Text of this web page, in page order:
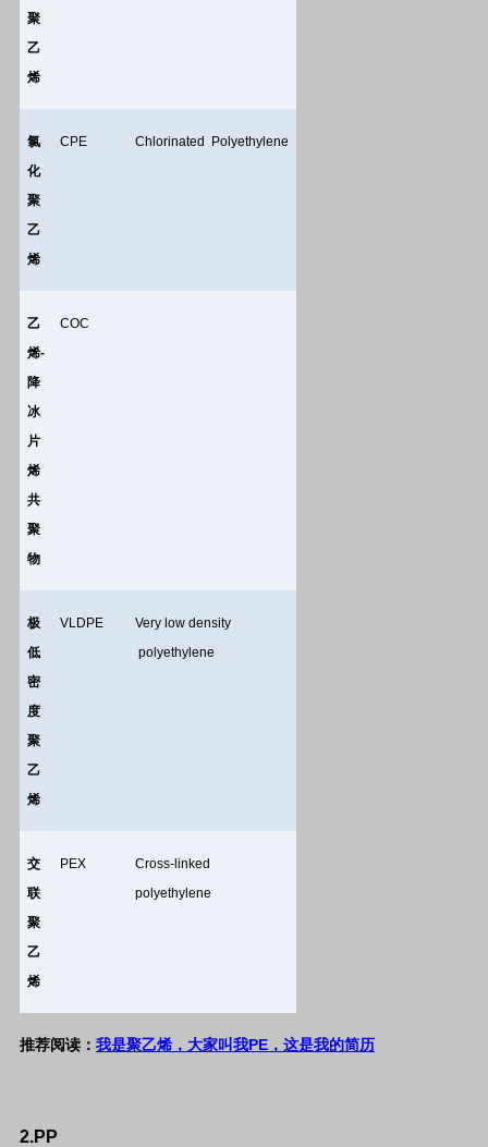
聚
乙
烯
氯
化
聚
乙
烯
CPE Chlorinated Polyethylene
乙
烯-
降
冰
片
烯
共
聚
物
COC
极
低
密
度
聚
乙
烯
VLDPE
Very low density
polyethylene
交
联
聚
乙
烯
PEX
Cross-linked
polyethylene
推荐阅读： 我是聚乙烯，大家叫我PE ，这是我的简历
2.PP